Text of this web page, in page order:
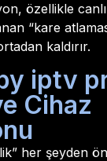
özellikle
“kare
kaldırır.
iptv
Cihaz
her şeyden